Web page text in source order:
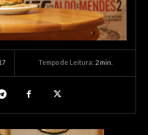
Tempo de Leitura: 2min.